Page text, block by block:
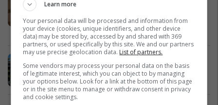
reja për depilim dhe kujdes ndaj
lëkurësItalwax Kosova
Edil Project
Learn more
Your personal data will be processed and information from
your device (cookies, unique identifiers, and other device
data) may be stored by, accessed by and shared with 369
partners, or used specifically by this site. We and our partners
may use precise geolocation data. List of partners.
Some vendors may process your personal data on the basis
of legitimate interest, which you can object to by managing
your options below. Look for a link at the bottom of this page
or in the site menu to manage or withdraw consent in privacy
and cookie settings.